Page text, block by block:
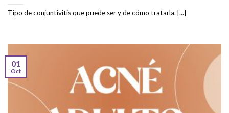
Tipo de conjuntivitis que puede ser y de cómo tratarla. [...]
01
Oct